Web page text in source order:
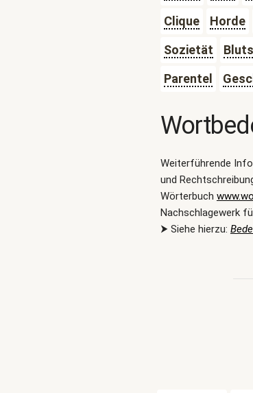
Clique
Horde
Sozietät
Parentel
Weiterführende
und
Wörterbuch
Nachschlagewerk
⮞ Siehe hierzu: